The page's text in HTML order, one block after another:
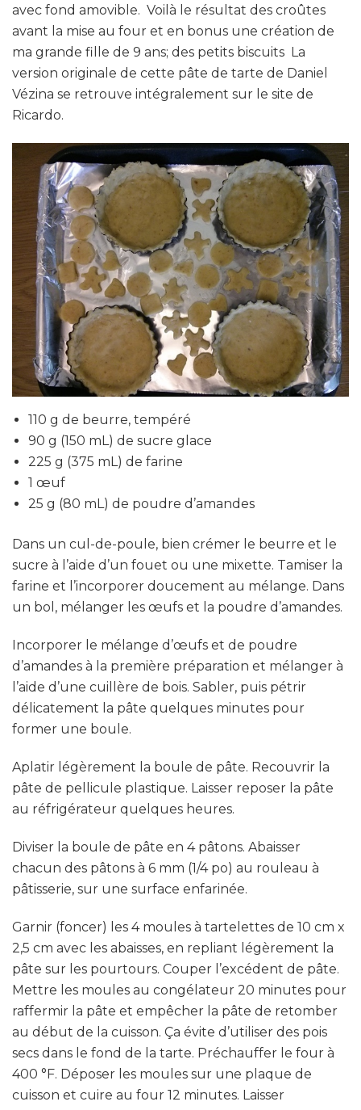
avec fond amovible. Voilà le résultat des croûtes
avant la mise au four et en bonus une création de
ma grande fille de 9 ans; des petits biscuits La
version originale de cette pâte de tarte de Daniel
Vézina se retrouve intégralement sur le site de
Ricardo.
110 g de beurre, tempéré
90 g (150 mL) de sucre glace
225 g (375 mL) de farine
1 œuf
25 g (80 mL) de poudre d’amandes
Dans un cul-de-poule, bien crémer le beurre et le
sucre à l’aide d’un fouet ou une mixette. Tamiser la
farine et l’incorporer doucement au mélange. Dans
un bol, mélanger les œufs et la poudre d’amandes.
Incorporer le mélange d’œufs et de poudre
d’amandes à la première préparation et mélanger à
l’aide d’une cuillère de bois. Sabler, puis pétrir
délicatement la pâte quelques minutes pour
former une boule.
Aplatir légèrement la boule de pâte. Recouvrir la
pâte de pellicule plastique. Laisser reposer la pâte
au réfrigérateur quelques heures.
Diviser la boule de pâte en 4 pâtons. Abaisser
chacun des pâtons à 6 mm (1/4 po) au rouleau à
pâtisserie, sur une surface enfarinée.
Garnir (foncer) les 4 moules à tartelettes de 10 cm x
2,5 cm avec les abaisses, en repliant légèrement la
pâte sur les pourtours. Couper l’excédent de pâte.
Mettre les moules au congélateur 20 minutes pour
raffermir la pâte et empêcher la pâte de retomber
au début de la cuisson. Ça évite d’utiliser des pois
secs dans le fond de la tarte. Préchauffer le four à
400 °F. Déposer les moules sur une plaque de
cuisson et cuire au four 12 minutes. Laisser